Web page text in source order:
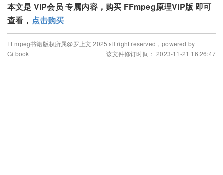
本文是 VIP会员 专属内容，购买 FFmpeg原理VIP版 即可
查看， 点击购买
FFmpeg书籍版权所属@罗上文 2025 all right reserved，powered by
Gitbook
该文件修订时间： 2023-11-21 16:26:47